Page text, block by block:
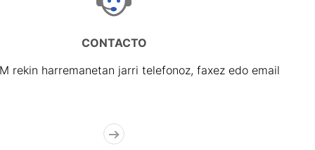
CONTACTO
rekin harremanetan jarri telefonoz, faxez edo email